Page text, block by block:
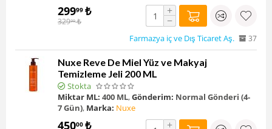
29999 ₺
32999 ₺
+
−
Farmazya iç ve Dış Ticaret Aş. 37
Nuxe Reve De Miel Yüz ve Makyaj
Temizleme Jeli 200 ML
Stokta
Miktar ML: 400 ML,Gönderim: Normal Gönderi (4-
7 Gün), Marka: Nuxe
45000 ₺ +